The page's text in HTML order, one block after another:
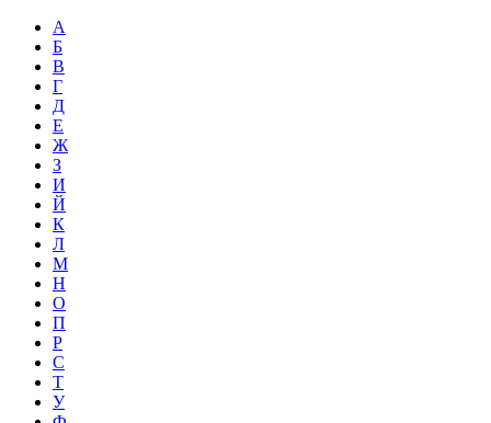
А
Б
В
Г
Д
Е
Ж
З
И
Й
К
Л
М
Н
О
П
Р
С
Т
У